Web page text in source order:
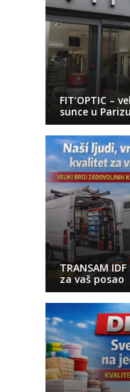
FIT’OPTIC –
sunce u Parizu
TRANSAM
za vaš posao